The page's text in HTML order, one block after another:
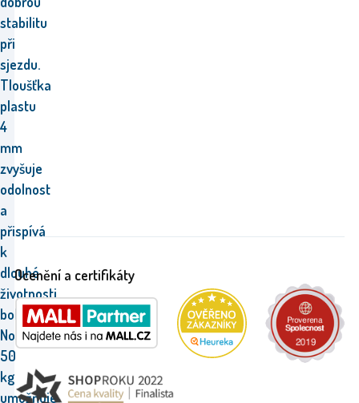
stabilitu
při
sjezdu.
Tloušťka
plastu
4
mm
zvyšuje
odolnost
a
přispívá
k
dlouhé
životnosti
bobu.
Nosnost
50
kg
umožňuje
Ocenění a certifikáty